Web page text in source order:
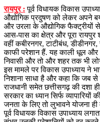
रायपुर : पूर्व विधायक विकास
औद्योगिक प्रदुषण को लेकर अपने
और उरला के औद्योगिक
आस-पास का क्षेत्र और पूरा
वहीं कबीरनगर, टाटीबंध,
काफी परेशान हैं. यह काली धूल
निवासी और तो और शहर तक भी
इस मामले पर विकास उपाध्याय ने
निशाना साधा है और कहा कि जब से
राजधानी समेत छत्तीसगढ़ की दशा
सरकार का ध्यान सिर्फ
जनता के लिए तो लुभावने योजना ही
पूर्व विधायक विकास उपाध्याय